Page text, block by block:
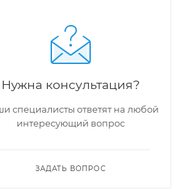
Нужна консультация?
специалисты ответят на любой
интересующий вопрос
ЗАДАТЬ ВОПРОС